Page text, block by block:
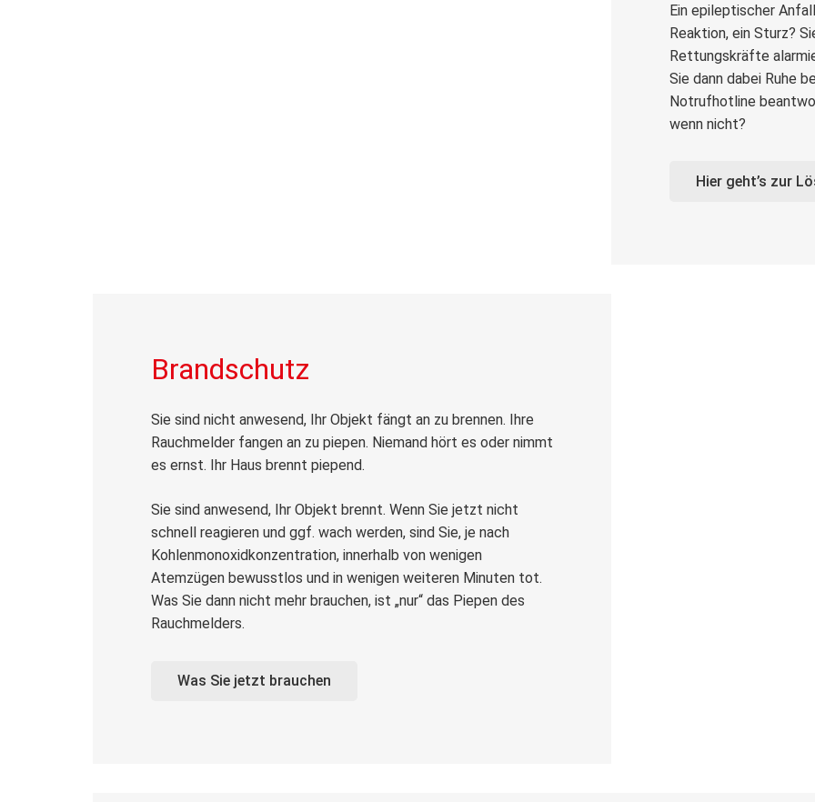
Ein epileptischer
Reaktion, ein Sturz?
Rettungskräfte
Sie dann dabei Ruhe
Notrufhotline
wenn nicht?
Hier geht’s zur
Brandschutz
Sie sind nicht anwesend, Ihr Objekt fängt an zu brennen. Ihre
Rauchmelder fangen an zu piepen. Niemand hört es oder nimmt
es ernst. Ihr Haus brennt piepend.
Sie sind anwesend, Ihr Objekt brennt. Wenn Sie jetzt nicht
schnell reagieren und ggf. wach werden, sind Sie, je nach
Kohlenmonoxidkonzentration, innerhalb von wenigen
Atemzügen bewusstlos und in wenigen weiteren Minuten tot.
Was Sie dann nicht mehr brauchen, ist „nur“ das Piepen des
Rauchmelders.
Was Sie jetzt brauchen